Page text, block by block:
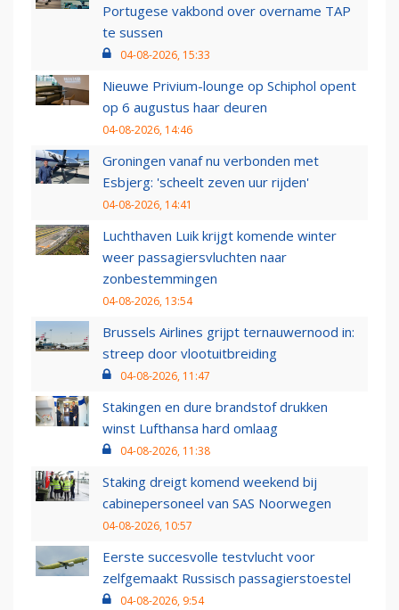
Portugese vakbond over overname TAP
te sussen
04-08-2026, 15:33
Nieuwe Privium-lounge op Schiphol opent
op 6 augustus haar deuren
04-08-2026, 14:46
Groningen vanaf nu verbonden met
Esbjerg: 'scheelt zeven uur rijden'
04-08-2026, 14:41
Luchthaven Luik krijgt komende winter
weer passagiersvluchten naar
zonbestemmingen
04-08-2026, 13:54
Brussels Airlines grijpt ternauwernood in:
streep door vlootuitbreiding
04-08-2026, 11:47
Stakingen en dure brandstof drukken
winst Lufthansa hard omlaag
04-08-2026, 11:38
Staking dreigt komend weekend bij
cabinepersoneel van SAS Noorwegen
04-08-2026, 10:57
Eerste succesvolle testvlucht voor
zelfgemaakt Russisch passagierstoestel
04-08-2026, 9:54